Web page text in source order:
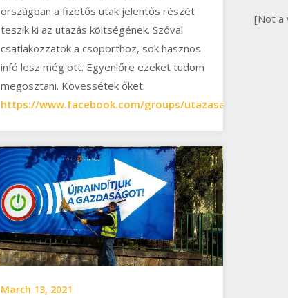
országban a fizetős utak jelentős részét
teszik ki az utazás költségének. Szóval
csatlakozzatok a csoporthoz, sok hasznos
infó lesz még ott. Egyenlőre ezeket tudom
megosztani. Kövessétek őket:
https://www.facebook.com/groups/utazasaddiktiv/
March 13, 2021
[Not a